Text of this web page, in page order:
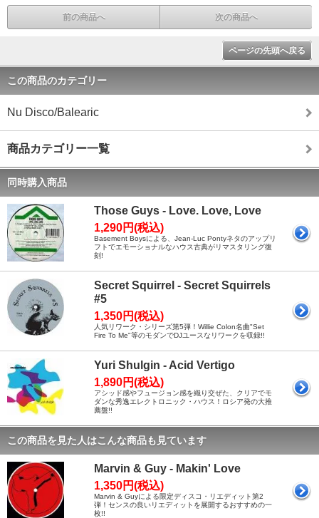
前の商品へ 次の商品へ
ページの先頭へ戻る
この商品のカテゴリー
Nu Disco/Balearic
商品カテゴリー一覧
同時購入商品
Those Guys - Love. Love, Love
1,290円(税込)
Basement Boysによる、Jean-Luc Pontyネタのアップリ
フトでエモーショナルなハウス古典がリマスタリング復
刻!
Secret Squirrel - Secret Squirrels
#5
1,350円(税込)
人気リワーク・シリーズ第5弾！Willie Colon名曲"Set
Fire To Me"等のモダンでDJユースなリワークを収録!!
Yuri Shulgin - Acid Vertigo
1,890円(税込)
アシッド感やフュージョン感を織り交ぜた、クリアでモ
ダンな秀逸エレクトロニック・ハウス！ロシア発の大推
薦盤!!
この商品を見た人はこんな商品も見ています
Marvin & Guy - Makin' Love
1,350円(税込)
Marvin & Guyによる限定ディスコ・リエディット第2
弾！センスの良いリエディットを展開するおすすめの一
枚!!